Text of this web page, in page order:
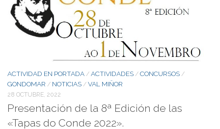
ACTIVIDAD EN PORTADA / ACTIVIDADES / CONCURSOS /
GONDOMAR / NOTICIAS / VAL MIÑOR
28 OCTUBRE, 2022
Presentación de la 8ª Edición de las
«Tapas do Conde 2022».